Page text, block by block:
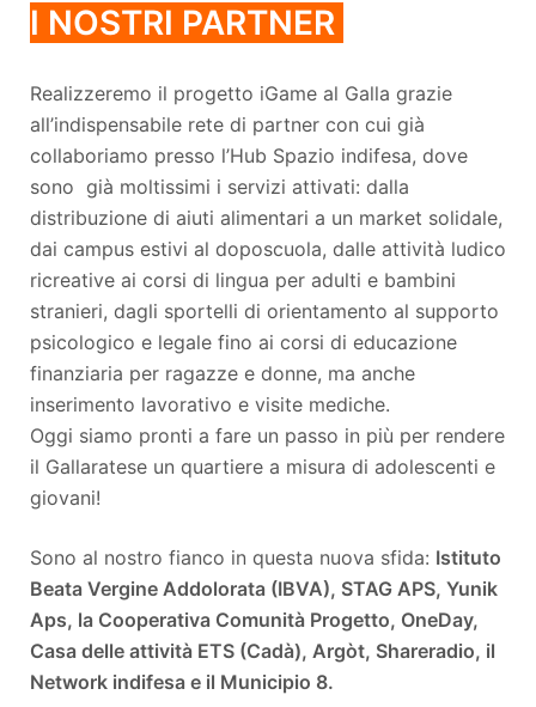
I NOSTRI PARTNER
Realizzeremo il progetto iGame al Galla grazie
all’indispensabile rete di partner con cui già
collaboriamo presso l’Hub Spazio indifesa, dove
sono già moltissimi i servizi attivati: dalla
distribuzione di aiuti alimentari a un market solidale,
dai campus estivi al doposcuola, dalle attività ludico
ricreative ai corsi di lingua per adulti e bambini
stranieri, dagli sportelli di orientamento al supporto
psicologico e legale fino ai corsi di educazione
finanziaria per ragazze e donne, ma anche
inserimento lavorativo e visite mediche.
Oggi siamo pronti a fare un passo in più per rendere
il Gallaratese un quartiere a misura di adolescenti e
giovani!
Sono al nostro fianco in questa nuova sfida: Istituto
Beata Vergine Addolorata (IBVA), STAG APS, Yunik
Aps, la Cooperativa Comunità Progetto, OneDay,
Casa delle attività ETS (Cadà), Argòt, Shareradio, il
Network indifesa e il Municipio 8.